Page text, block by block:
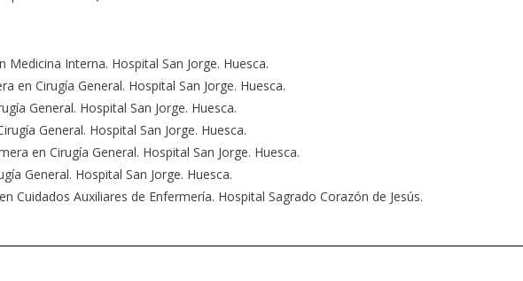
Interna. Hospital San Jorge. Huesca.
en Cirugía General. Hospital San Jorge. Huesca.
General. Hospital San Jorge. Huesca.
General. Hospital San Jorge. Huesca.
en Cirugía General. Hospital San Jorge. Huesca.
General. Hospital San Jorge. Huesca.
Cuidados Auxiliares de Enfermería. Hospital Sagrado Corazón de Jesús.